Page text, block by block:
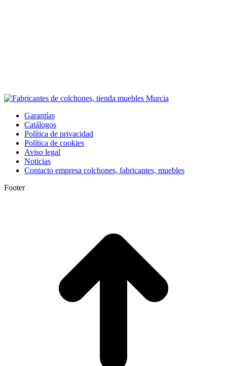
Garantías
Catálogos
Política de privacidad
Política de cookies
Aviso legal
Noticias
Contacto empresa colchones, fabricantes, muebles
Footer